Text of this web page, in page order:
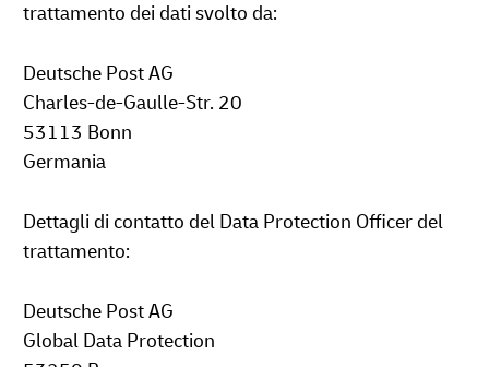
trattamento dei dati svolto da:
Deutsche Post AG
Charles-de-Gaulle-Str. 20
53113 Bonn
Germania
Dettagli di contatto del Data Protection Officer del
trattamento:
Deutsche Post AG
Global Data Protection